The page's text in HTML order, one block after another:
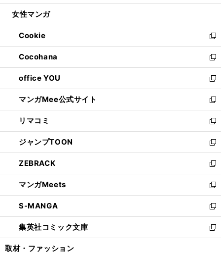
開
ウ
開
く
ン
ウ
で
開
く
ウ
ン
ド
ウ
で
開
く
し
ウ
ィ
ン
ド
ウ
で
開
く
女性マンガ
Cookie
新
し
い
ウ
ィ
ン
ド
ウ
で
開
く
Cocohana
新
し
い
ウ
ィ
ン
ド
ウ
で
開
く
office YOU
新
し
い
ウ
ィ
ン
ド
ウ
で
開
く
マンガMee公式サイト
新
し
い
ウ
ィ
ン
ド
ウ
で
開
く
リマコミ
新
し
い
ウ
ィ
ン
ド
ウ
で
開
く
ジャンプTOON
新
し
い
ウ
ィ
ン
ド
ウ
で
開
ZEBRACK
新
し
い
ウ
ィ
ン
ド
ウ
マンガMeets
新
し
い
ウ
ィ
ン
S-MANGA
新
し
い
ウ
集英社コミック文庫
新
し
取材・ファッション